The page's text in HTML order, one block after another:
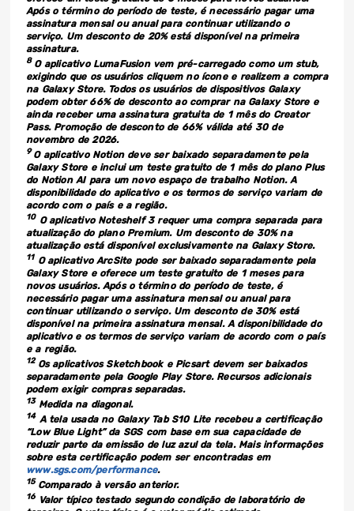
Após o término do período de teste, é necessário pagar uma
assinatura mensal ou anual para continuar utilizando o
serviço. Um desconto de 20% está disponível na primeira
assinatura.
8 O aplicativo LumaFusion vem pré-carregado como um stub,
exigindo que os usuários cliquem no ícone e realizem a compra
na Galaxy Store. Todos os usuários de dispositivos Galaxy
podem obter 66% de desconto ao comprar na Galaxy Store e
ainda receber uma assinatura gratuita de 1 mês do Creator
Pass. Promoção de desconto de 66% válida até 30 de
novembro de 2026.
9O aplicativo Notion deve ser baixado separadamente pela
Galaxy Store e inclui um teste gratuito de 1 mês do plano Plus
do Notion AI para um novo espaço de trabalho Notion. A
disponibilidade do aplicativo e os termos de serviço variam de
acordo com o país e a região.
10O aplicativo Noteshelf 3 requer uma compra separada para
atualização do plano Premium. Um desconto de 30% na
atualização está disponível exclusivamente na Galaxy Store.
11O aplicativo ArcSite pode ser baixado separadamente pela
Galaxy Store e oferece um teste gratuito de 1 meses para
novos usuários. Após o término do período de teste, é
necessário pagar uma assinatura mensal ou anual para
continuar utilizando o serviço. Um desconto de 30% está
disponível na primeira assinatura mensal. A disponibilidade do
aplicativo e os termos de serviço variam de acordo com o país
e a região.
12 Os aplicativos Sketchbook e Picsart devem ser baixados
separadamente pela Google Play Store. Recursos adicionais
podem exigir compras separadas.
13Medida na diagonal.
14A tela usada no Galaxy Tab S10 Lite recebeu a certificação
“Low Blue Light” da SGS com base em sua capacidade de
reduzir parte da emissão de luz azul da tela. Mais informações
sobre esta certificação podem ser encontradas em
www.sgs.com/performance.
15 Comparado à versão anterior.
16Valor típico testado segundo condição de laboratório de